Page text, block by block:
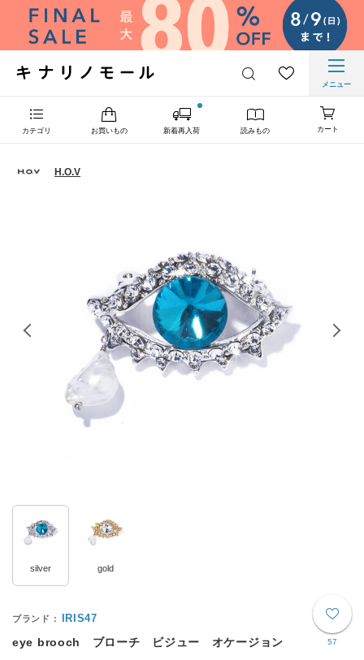
メニュー
カテゴリ お買いもの 新着再入荷 読みもの カート
H.O.V
silver gold
57
IRIS47
eye brooch ブローチ ビジュー オケージョン